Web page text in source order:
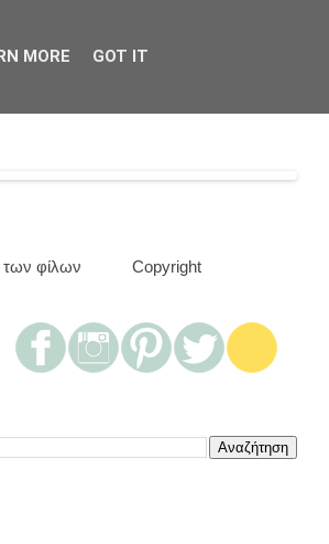
των φίλων Copyright
MORE GOT IT